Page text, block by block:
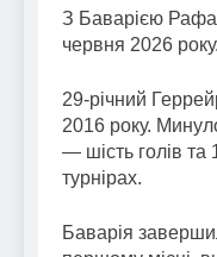
З Баварією
червня 2026 року.
29-річний
2016 року.
— шість голів та
турнірах.
Баварія